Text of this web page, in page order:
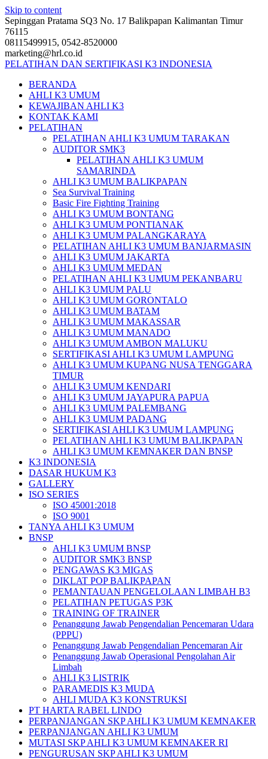
Skip to content
Sepinggan Pratama SQ3 No. 17 Balikpapan Kalimantan Timur
76115
08115499915, 0542-8520000
marketing@hrl.co.id
PELATIHAN DAN SERTIFIKASI K3 INDONESIA
BERANDA
AHLI K3 UMUM
KEWAJIBAN AHLI K3
KONTAK KAMI
PELATIHAN
PELATIHAN AHLI K3 UMUM TARAKAN
AUDITOR SMK3
PELATIHAN AHLI K3 UMUM
SAMARINDA
AHLI K3 UMUM BALIKPAPAN
Sea Survival Training
Basic Fire Fighting Training
AHLI K3 UMUM BONTANG
AHLI K3 UMUM PONTIANAK
AHLI K3 UMUM PALANGKARAYA
PELATIHAN AHLI K3 UMUM BANJARMASIN
AHLI K3 UMUM JAKARTA
AHLI K3 UMUM MEDAN
PELATIHAN AHLI K3 UMUM PEKANBARU
AHLI K3 UMUM PALU
AHLI K3 UMUM GORONTALO
AHLI K3 UMUM BATAM
AHLI K3 UMUM MAKASSAR
AHLI K3 UMUM MANADO
AHLI K3 UMUM AMBON MALUKU
SERTIFIKASI AHLI K3 UMUM LAMPUNG
AHLI K3 UMUM KUPANG NUSA TENGGARA
TIMUR
AHLI K3 UMUM KENDARI
AHLI K3 UMUM JAYAPURA PAPUA
AHLI K3 UMUM PALEMBANG
AHLI K3 UMUM PADANG
SERTIFIKASI AHLI K3 UMUM LAMPUNG
PELATIHAN AHLI K3 UMUM BALIKPAPAN
AHLI K3 UMUM KEMNAKER DAN BNSP
K3 INDONESIA
DASAR HUKUM K3
GALLERY
ISO SERIES
ISO 45001:2018
ISO 9001
TANYA AHLI K3 UMUM
BNSP
AHLI K3 UMUM BNSP
AUDITOR SMK3 BNSP
PENGAWAS K3 MIGAS
DIKLAT POP BALIKPAPAN
PEMANTAUAN PENGELOLAAN LIMBAH B3
PELATIHAN PETUGAS P3K
TRAINING OF TRAINER
Penanggung Jawab Pengendalian Pencemaran Udara
(PPPU)
Penanggung Jawab Pengendalian Pencemaran Air
Penanggung Jawab Operasional Pengolahan Air
Limbah
AHLI K3 LISTRIK
PARAMEDIS K3 MUDA
AHLI MUDA K3 KONSTRUKSI
PT HARTA RABEL LINDO
PERPANJANGAN SKP AHLI K3 UMUM KEMNAKER
PERPANJANGAN AHLI K3 UMUM
MUTASI SKP AHLI K3 UMUM KEMNAKER RI
PENGURUSAN SKP AHLI K3 UMUM